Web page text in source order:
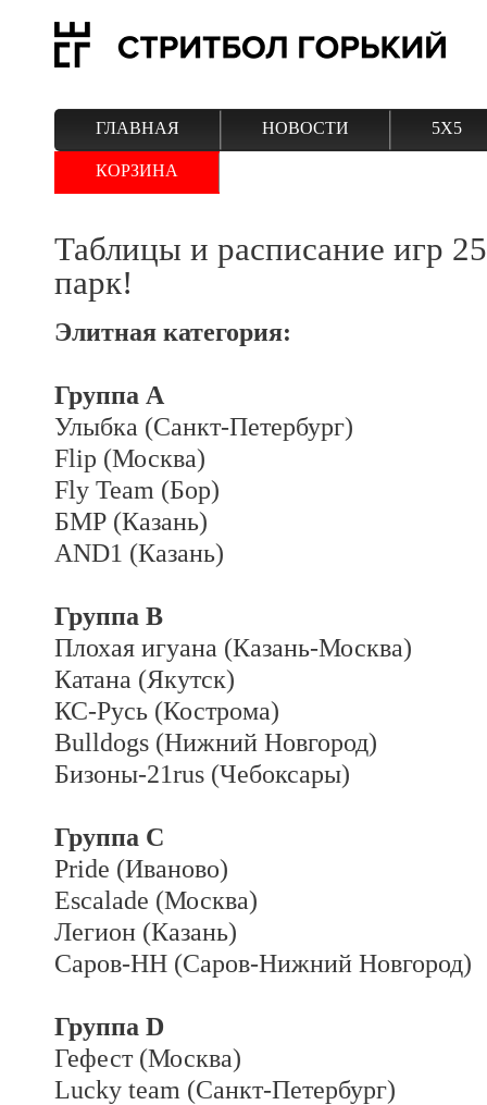
ГЛАВНАЯ НОВОСТИ 5Х5
КОРЗИНА
Таблицы и расписание игр
парк!
Элитная категория:
Группа А
Улыбка (Санкт-Петербург)
Flip (Москва)
Fly Team (Бор)
БМР (Казань)
AND1 (Казань)
Группа B
Плохая игуана (Казань-Москва)
Катана (Якутск)
КС-Русь (Кострома)
Bulldogs (Нижний Новгород)
Бизоны-21rus (Чебоксары)
Группа C
Pride (Иваново)
Escalade (Москва)
Легион (Казань)
Саров-НН (Саров-Нижний Новгород)
Группа D
Гефест (Москва)
Lucky team (Санкт-Петербург)